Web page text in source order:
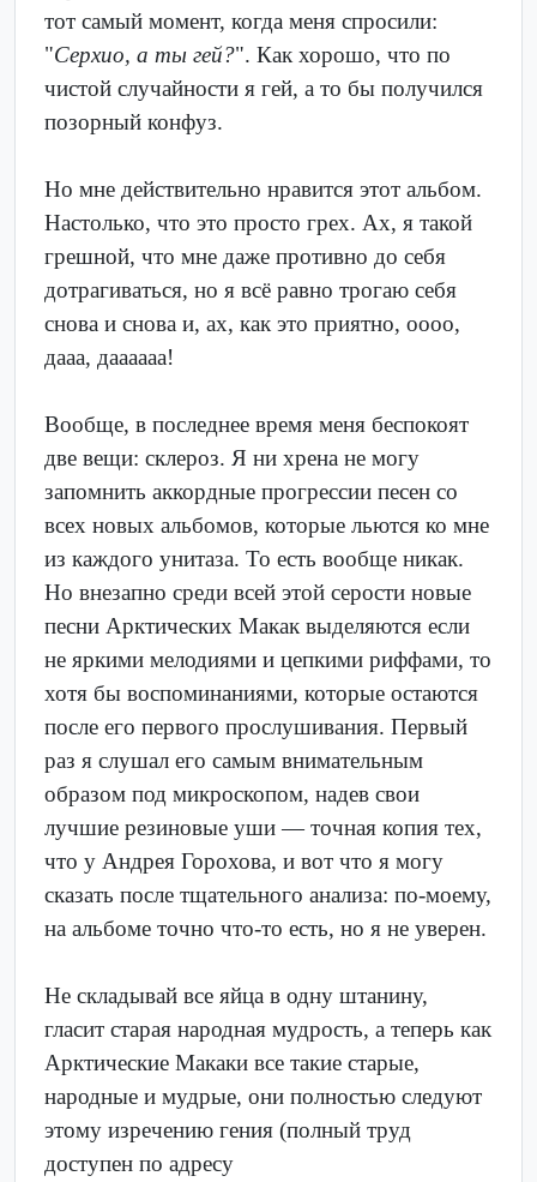
тот самый момент, когда меня спросили:
"Серхио, а ты гей?". Как хорошо, что по
чистой случайности я гей, а то бы получился
позорный конфуз.
Но мне действительно нравится этот альбом.
Настолько, что это просто грех. Ах, я такой
грешной, что мне даже противно до себя
дотрагиваться, но я всё равно трогаю себя
снова и снова и, ах, как это приятно, оооо,
дааа, даааааа!
Вообще, в последнее время меня беспокоят
две вещи: склероз. Я ни хрена не могу
запомнить аккордные прогрессии песен со
всех новых альбомов, которые льются ко мне
из каждого унитаза. То есть вообще никак.
Но внезапно среди всей этой серости новые
песни Арктических Макак выделяются если
не яркими мелодиями и цепкими риффами, то
хотя бы воспоминаниями, которые остаются
после его первого прослушивания. Первый
раз я слушал его самым внимательным
образом под микроскопом, надев свои
лучшие резиновые уши — точная копия тех,
что у Андрея Горохова, и вот что я могу
сказать после тщательного анализа: по-моему,
на альбоме точно что-то есть, но я не уверен.
Не складывай все яйца в одну штанину,
гласит старая народная мудрость, а теперь как
Арктические Макаки все такие старые,
народные и мудрые, они полностью следуют
этому изречению гения (полный труд
доступен по адресу